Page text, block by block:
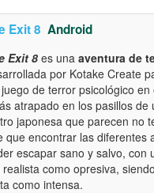
Exit 8 Android
Exit 8 es unaaventura de
por Kotake Create
de terror psicológico en
atrapado en los pasillos de
japonesa que parecen no
que encontrar las diferentes
escapar sano y salvo, con
realista como opresiva,
como intensa.